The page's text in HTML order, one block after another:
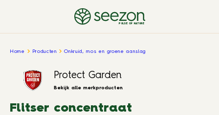
PULSE OF NATURE
Home Producten Onkruid, mos en groene aanslag
Protect Garden
Bekijk alle merkproducten
Flitser concentraat